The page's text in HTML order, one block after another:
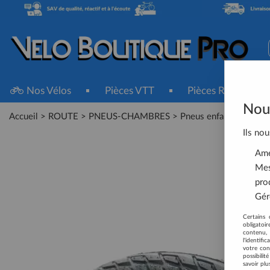
Nos Vélos Pièces VTT Pièces Route
Accueil > ROUTE > PNEUS-CHAMBRES > Pneus enfants et
Ils
Certains
contenu,
votre
savoir